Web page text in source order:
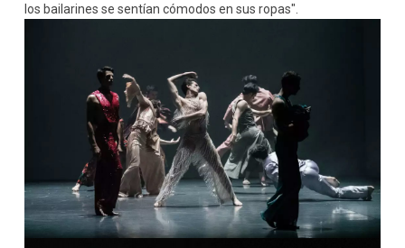
los bailarines se sentían cómodos en sus ropas".